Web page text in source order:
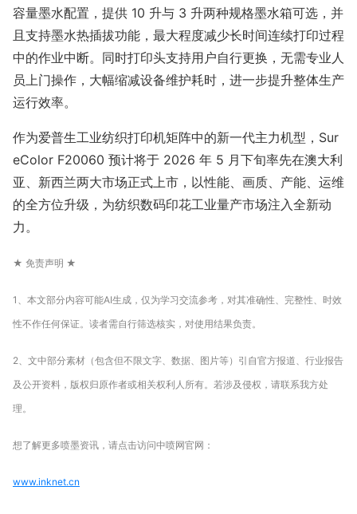
容量墨水配置，提供 10 升与 3 升两种规格墨水箱可选，并
且支持墨水热插拔功能，最大程度减少长时间连续打印过程
中的作业中断。同时打印头支持用户自行更换，无需专业人
员上门操作，大幅缩减设备维护耗时，进一步提升整体生产
运行效率。
作为爱普生工业纺织打印机矩阵中的新一代主力机型，Sur
eColor F20060 预计将于 2026 年 5 月下旬率先在澳大利
亚、新西兰两大市场正式上市，以性能、画质、产能、运维
的全方位升级，为纺织数码印花工业量产市场注入全新动
力。
★ 免责声明 ★
1、本文部分内容可能AI生成，仅为学习交流参考，对其准确性、完整性、时效
性不作任何保证。读者需自行筛选核实，对使用结果负责。
2、文中部分素材（包含但不限文字、数据、图片等）引自官方报道、行业报告
及公开资料，版权归原作者或相关权利人所有。若涉及侵权，请联系我方处
理。
想了解更多喷墨资讯，请点击访问中喷网官网：
www.inknet.cn